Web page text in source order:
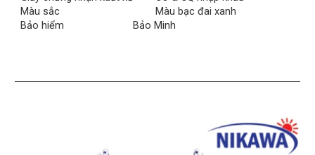
Màu sắc
Màu bạc đai xanh
Bảo hiểm
Bảo Minh